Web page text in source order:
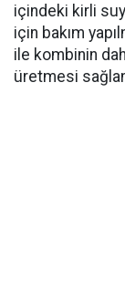
içindeki kirli
için bakım
ile kombinin
üretmesi